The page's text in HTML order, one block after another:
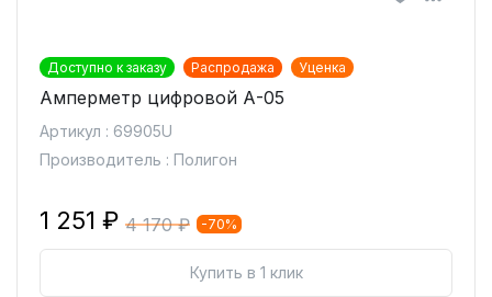
Доступно к заказу Распродажа Уценка
Амперметр цифровой А-05
Артикул : 69905U
Производитель : Полигон
1 251 ₽ 4 170 ₽ -70%
Купить в 1 клик